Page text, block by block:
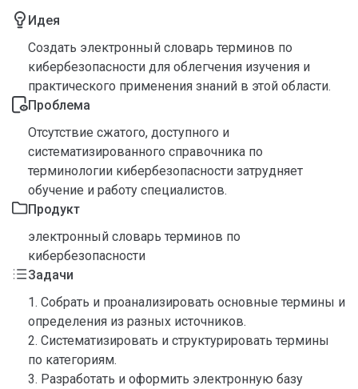
Идея
Создать электронный словарь терминов по
кибербезопасности для облегчения изучения и
практического применения знаний в этой области.
Проблема
Отсутствие сжатого, доступного и
систематизированного справочника по
терминологии кибербезопасности затрудняет
обучение и работу специалистов.
Продукт
электронный словарь терминов по
кибербезопасности
Задачи
1. Собрать и проанализировать основные термины и
определения из разных источников.
2. Систематизировать и структурировать термины
по категориям.
3. Разработать и оформить электронную базу